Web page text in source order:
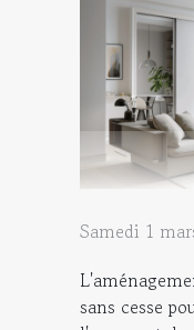
Samedi 1
sans cesse